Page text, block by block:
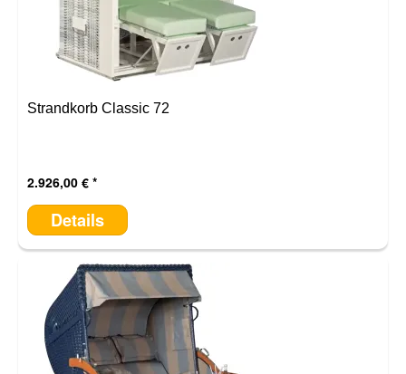
Strandkorb Classic 72
2.926,00 €
Details